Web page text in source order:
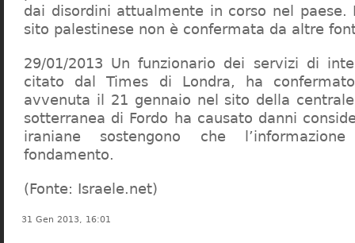
dai disordini attualmente in corso nel paese.
sito palestinese non è confermata da altre
29/01/2013 Un funzionario dei servizi di
citato dal Times di Londra, ha confermato
avvenuta il 21 gennaio nel sito della
sotterranea di Fordo ha causato danni
iraniane sostengono che
fondamento.
(Fonte: Israele.net)
31 Gen 2013, 16:01